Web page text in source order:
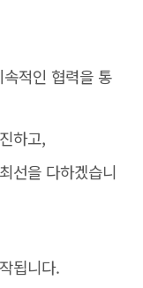
적인 협력을 통
하고,
선을 다하겠습니
됩니다.